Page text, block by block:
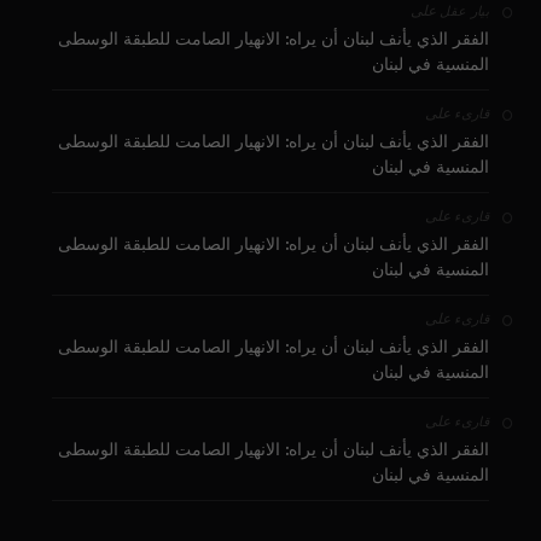
بيار عقل على
الفقر الذي يأنف لبنان أن يراه: الانهيار الصامت للطبقة الوسطى
المنسية في لبنان
قارىء على
الفقر الذي يأنف لبنان أن يراه: الانهيار الصامت للطبقة الوسطى
المنسية في لبنان
قارىء على
الفقر الذي يأنف لبنان أن يراه: الانهيار الصامت للطبقة الوسطى
المنسية في لبنان
قارىء على
الفقر الذي يأنف لبنان أن يراه: الانهيار الصامت للطبقة الوسطى
المنسية في لبنان
قارىء على
الفقر الذي يأنف لبنان أن يراه: الانهيار الصامت للطبقة الوسطى
المنسية في لبنان